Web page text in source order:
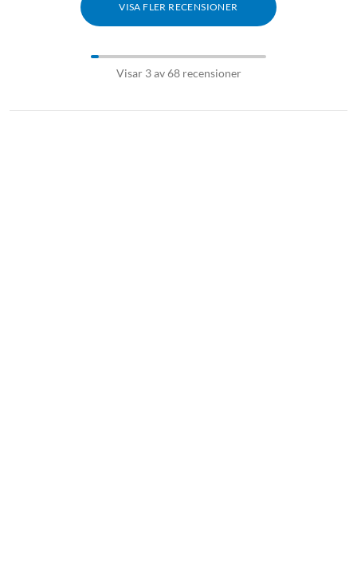
VISA FLER RECENSIONER
Visar 3 av 68 recensioner